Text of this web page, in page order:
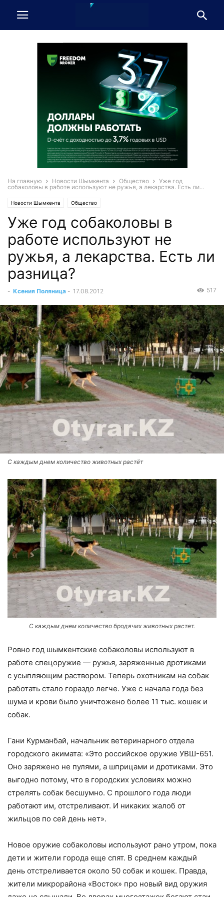
На главную Новости Шымкента Общество
Уже год
собаколовы в работе используют не ружья, а лекарства. Есть ли...
Новости Шымкента Общество
Уже год собаколовы в
работе используют не
ружья, а лекарства. Есть ли
разница?
- Ксения Поляница - 17.08.2012 517
С каждым днем количество животных растёт
С каждым днем количество бродячих животных растет.
Ровно год шымкентские собаколовы используют в
работе спецоружие — ружья, заряженные дротиками
с усыпляющим раствором. Теперь охотникам на собак
работать стало гораздо легче. Уже с начала года без
шума и крови было уничтожено более 11 тыс. кошек и
собак.
Гани Курманбай, начальник ветеринарного отдела
городского акимата: «Это российское оружие УВШ-651.
Оно заряжено не пулями, а шприцами и дротиками. Это
выгодно потому, что в городских условиях можно
стрелять собак бесшумно. С прошлого года люди
работают им, отстреливают. И никаких жалоб от
жильцов по сей день нет».
Новое оружие собаколовы используют рано утром, пока
дети и жители города еще спят. В среднем каждый
день отстреливается около 50 собак и кошек. Правда,
жители микрорайона «Восток» про новый вид оружия